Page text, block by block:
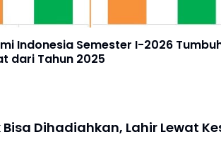
Indonesia Semester I-2026
dari Tahun 2025
Dihadiahkan, Lahir Lewat